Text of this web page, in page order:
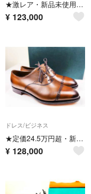
★激レア・新品未使用★ エドワードグリーン インヴァネス INVERNESS オリーブグリーン 82ラスト サイズ7.5E 純正シ
¥ 123,000
ドレス/ビジネス
★定価24.5万円超・新品未使用★ エドワードグリーン バークレー BERKELEY 202ラスト ダークオーク サイズ9.5G
¥ 128,000